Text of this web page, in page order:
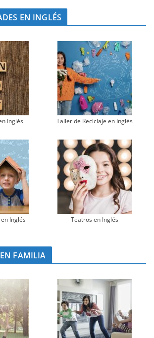
EN INGLÉS
Inglés Taller de Reciclaje en Inglés
Inglés Teatros en Inglés
FAMILIA